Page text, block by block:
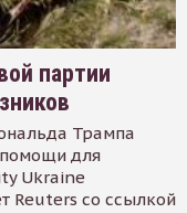
партии
Трампа
для
Ukraine
Reuters со ссылкой